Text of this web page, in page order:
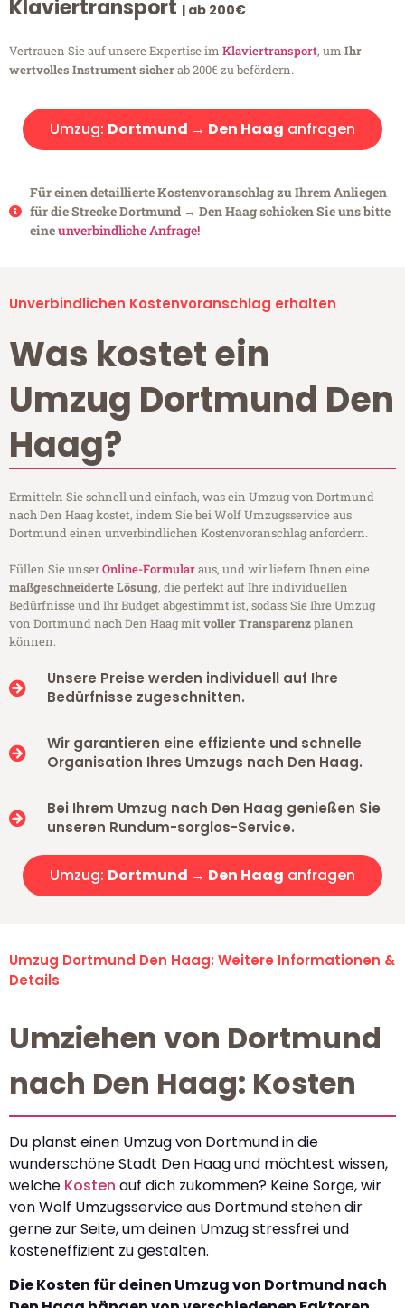
Klaviertransport | ab 200€
Vertrauen Sie auf unsere Expertise im Klaviertransport, um Ihr
wertvolles Instrument sicherab 200€ zu befördern.
Umzug: Dortmund → Den Haag anfragen
Für einen detaillierte Kostenvoranschlag zu Ihrem Anliegen
für die Strecke Dortmund → Den Haag schicken Sie uns bitte
eineunverbindliche Anfrage!
Unverbindlichen Kostenvoranschlag erhalten
Was kostet ein
Umzug Dortmund Den
Haag?
Ermitteln Sie schnell und einfach, was ein Umzug von Dortmund
nach Den Haag kostet, indem Sie bei Wolf Umzugsservice aus
Dortmund einen unverbindlichen Kostenvoranschlag anfordern.
Füllen Sie unserOnline-Formularaus, und wir liefern Ihnen eine
maßgeschneiderte Lösung, die perfekt auf Ihre individuellen
Bedürfnisse und Ihr Budget abgestimmt ist, sodass Sie Ihre Umzug
von Dortmund nach Den Haag mitvoller Transparenzplanen
können.
Unsere Preise werden individuell auf Ihre
Bedürfnisse zugeschnitten.
Wir garantieren eine effiziente und schnelle
Organisation Ihres Umzugs nach Den Haag.
Bei Ihrem Umzug nach Den Haag genießen Sie
unseren Rundum-sorglos-Service.
Umzug: Dortmund → Den Haag anfragen
Umzug Dortmund Den Haag: Weitere Informationen &
Details
Umziehen von Dortmund
nach Den Haag: Kosten
Du planst einen Umzug von Dortmund in die
wunderschöne Stadt Den Haag und möchtest wissen,
welche Kosten auf dich zukommen? Keine Sorge, wir
von Wolf Umzugsservice aus Dortmund stehen dir
gerne zur Seite, um deinen Umzug stressfrei und
kosteneffizient zu gestalten.
Die Kosten für deinen Umzug von Dortmund nach